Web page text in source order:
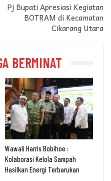
Pj Bupati Apresiasi Kegiatan
BOTRAM di Kecamatan
Cikarang Utara
BERMINAT
Wawali Harris Bobihoe :
Kolaborasi Kelola Sampah
Hasilkan Energi Terbarukan